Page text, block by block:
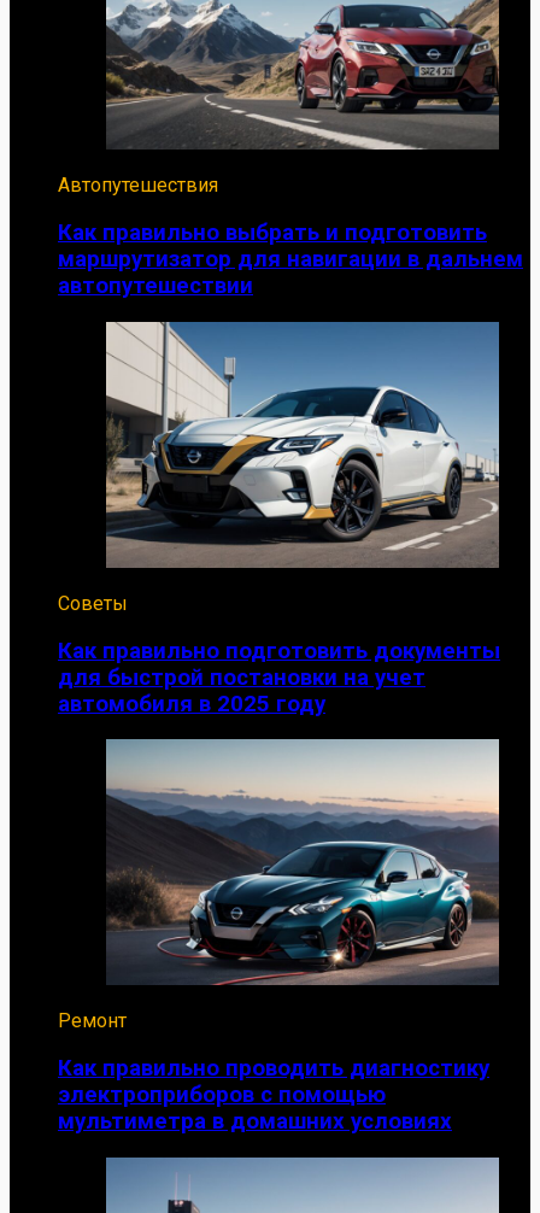
Автопутешествия
Как правильно выбрать и подготовить
маршрутизатор для навигации в дальнем
автопутешествии
Советы
Как правильно подготовить документы
для быстрой постановки на учет
автомобиля в 2025 году
Ремонт
Как правильно проводить диагностику
электроприборов с помощью
мультиметра в домашних условиях